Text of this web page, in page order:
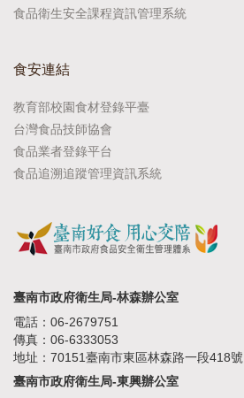
食品衛生安全課程資訊管理系統
食安連結
教育部校園食材登錄平臺
台灣食品技師協會
食品業者登錄平台
食品追溯追蹤管理資訊系統
臺南市政府衛生局-林森辦公室
電話：06-2679751
傳真：06-6333053
地址：70151臺南市東區林森路一段418號
臺南市政府衛生局-東興辦公室